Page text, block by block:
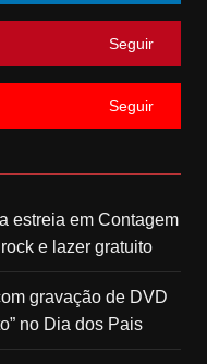
Seguir
Seguir
estreia em Contagem
e lazer gratuito
gravação de DVD
no Dia dos Pais